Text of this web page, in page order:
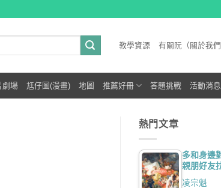
教學資源 有關阮（關於我們
劇場 尪仔圖(漫畫) 地圖 推薦好冊 答題挑戰 活動消息
熱門文章
多和身邊
親朋好友
凌宗魁